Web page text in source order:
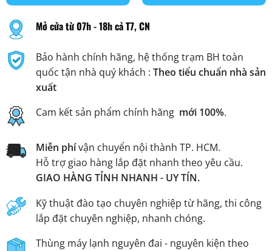
Mở cửa từ 07h - 18h cả T7, CN
Bảo hành chính hãng, hệ thống trạm BH toàn
quốc tận nhà quý khách : Theo tiểu chuẩn nhà sản
xuất
Cam kết sản phẩm chính hãng mới 100%.
Miễn phívận chuyển nội thành TP. HCM.
Hỗ trợ giao hàng lắp đặt nhanh theo yêu cầu.
GIAO HÀNG TỈNH NHANH - UY TÍN.
Kỹ thuật đào tạo chuyên nghiệp từ hãng, thi công
lắp đặt chuyên nghiệp, nhanh chóng.
Thùng máy lạnh nguyên đai - nguyên kiện theo